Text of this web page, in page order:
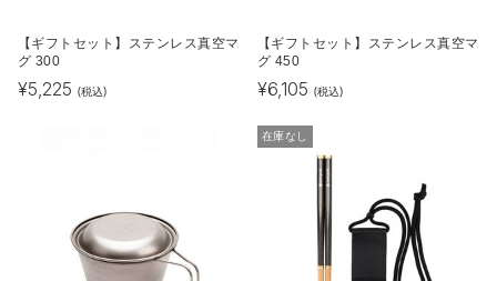
【ギフトセット】ステンレス真空マ
グ 300
¥5,225 (税込)
【ギフトセット】ステンレス真空マ
グ 450
¥6,105 (税込)
在庫なし